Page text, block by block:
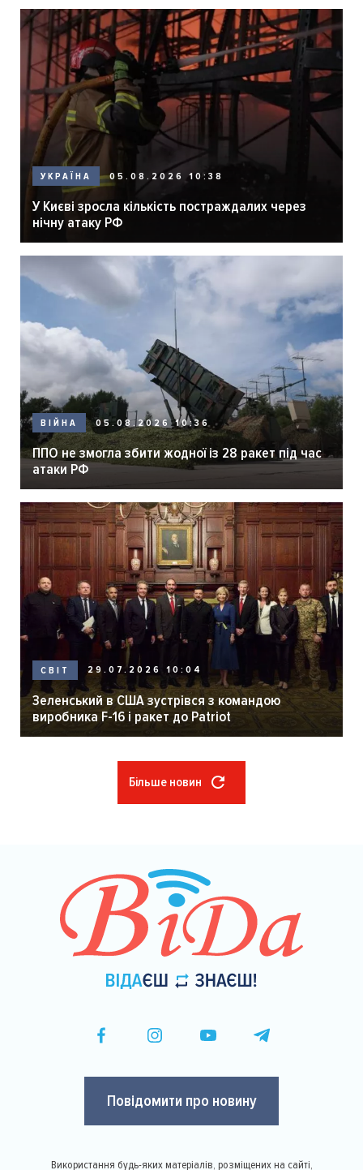
УКРАЇНА 05.08.2026 10:38
У Києві зросла кількість постраждалих через
нічну атаку РФ
ВІЙНА 05.08.2026 10:36
ППО не змогла збити жодної із 28 ракет під час
атаки РФ
СВІТ 29.07.2026 10:04
Зеленський в США зустрівся з командою
виробника F-16 і ракет до Patriot
Більше новин
Повідомити про новину
Використання будь-яких матеріалів, розміщених на сайті,